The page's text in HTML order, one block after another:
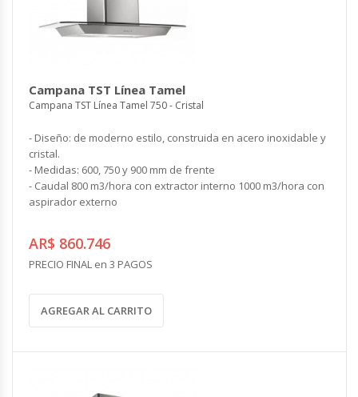
Campana TST Línea Tamel
Campana TST Línea Tamel 750 - Cristal
- Diseño: de moderno estilo, construida en acero inoxidable y
cristal.
- Medidas: 600, 750 y 900 mm de frente
- Caudal 800 m3/hora con extractor interno 1000 m3/hora con
aspirador externo
AR$ 860.746
PRECIO FINAL en 3 PAGOS
AGREGAR AL CARRITO